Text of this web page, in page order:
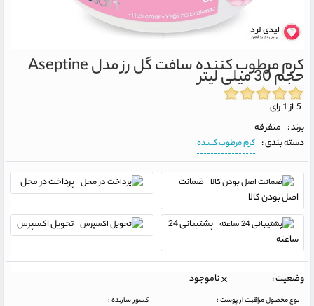
کرم مرطوب کننده سافت گل رز مدل Aseptine حجم 30 میلی لیتر
برند : متفرقه
دسته بندی : کرم مرطوب کننده
ضمانت
اصل بودن کالا
پرداخت در محل
پشتیبانی 24
ساعته
تحویل اکسپرس
وضعیت : ناموجود
نوع محصول مراقبت از پوست :
کشور سازنده :